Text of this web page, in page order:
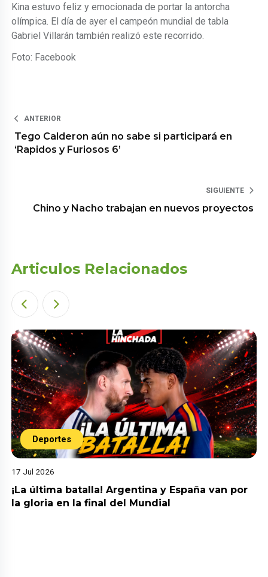
Kina estuvo feliz y emocionada de portar la antorcha
olímpica. El día de ayer el campeón mundial de tabla
Gabriel Villarán también realizó este recorrido.
Foto: Facebook
ANTERIOR
Tego Calderon aún no sabe si participará en
‘Rapidos y Furiosos 6’
SIGUIENTE
Chino y Nacho trabajan en nuevos proyectos
Articulos Relacionados
Deportes
17 Jul 2026
¡La última batalla! Argentina y España van por
la gloria en la final del Mundial